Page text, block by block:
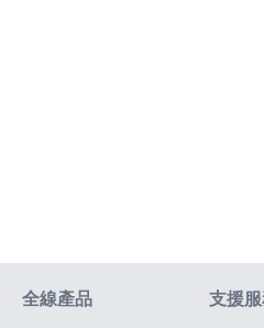
網站指南
全線產品 支援